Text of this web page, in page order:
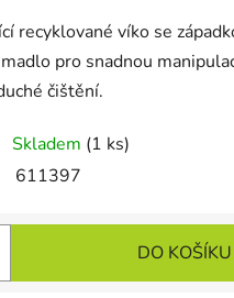
recyklované víko se
pro snadnou
čištění.
Skladem (1 ks)
611397
DO KOŠÍKU